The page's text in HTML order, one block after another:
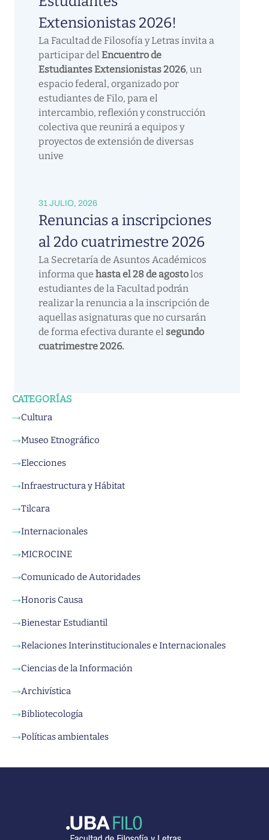
Extensionistas 2026!
La Facultad de Filosofía y Letras invita a
participar del Encuentro de
Estudiantes Extensionistas 2026, un
espacio federal, organizado por
estudiantes de Filo, para el
intercambio, reflexión y construcción
colectiva que reunirá a equipos y
proyectos de extensión de diversas
unive
31 JULIO, 2026
Renuncias a inscripciones
al 2do cuatrimestre 2026
La Secretaría de Asuntos Académicos
informa que hasta el 28 de agostolos
estudiantes de la Facultad podrán
realizar la renuncia a la inscripción de
aquellas asignaturas que no cursarán
de forma efectiva durante el segundo
cuatrimestre 2026.
CATEGORÍAS
→Cultura
→Museo Etnográfico
→Elecciones
→Infraestructura y Hábitat
→Tilcara
→Internacionales
→MICROCINE
→Comunicado de Autoridades
→Honoris Causa
→Bienestar Estudiantil
→Relaciones Interinstitucionales e Internacionales
→Ciencias de la Información
→Archivística
→Bibliotecología
→Políticas ambientales